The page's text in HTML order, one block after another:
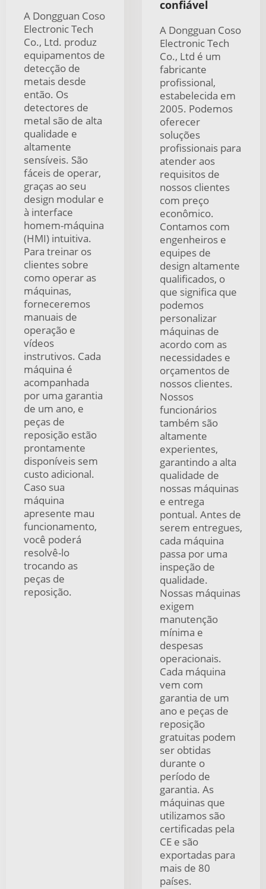
A Dongguan Coso
Electronic Tech
Co., Ltd. produz
equipamentos de
detecção de
metais desde
então. Os
detectores de
metal são de alta
qualidade e
altamente
sensíveis. São
fáceis de operar,
graças ao seu
design modular e
à interface
homem-máquina
(HMI) intuitiva.
Para treinar os
clientes sobre
como operar as
máquinas,
forneceremos
manuais de
operação e
vídeos
instrutivos. Cada
máquina é
acompanhada
por uma garantia
de um ano, e
peças de
reposição estão
prontamente
disponíveis sem
custo adicional.
Caso sua
máquina
apresente mau
funcionamento,
você poderá
resolvê-lo
trocando as
peças de
reposição.
confiável
A Dongguan Coso
Electronic Tech
Co., Ltd é um
fabricante
profissional,
estabelecida em
2005. Podemos
oferecer
soluções
profissionais para
atender aos
requisitos de
nossos clientes
com preço
econômico.
Contamos com
engenheiros e
equipes de
design altamente
qualificados, o
que significa que
podemos
personalizar
máquinas de
acordo com as
necessidades e
orçamentos de
nossos clientes.
Nossos
funcionários
também são
altamente
experientes,
garantindo a alta
qualidade de
nossas máquinas
e entrega
pontual. Antes de
serem entregues,
cada máquina
passa por uma
inspeção de
qualidade.
Nossas máquinas
exigem
manutenção
mínima e
despesas
operacionais.
Cada máquina
vem com
garantia de um
ano e peças de
reposição
gratuitas podem
ser obtidas
durante o
período de
garantia. As
máquinas que
utilizamos são
certificadas pela
CE e são
exportadas para
mais de 80
países.